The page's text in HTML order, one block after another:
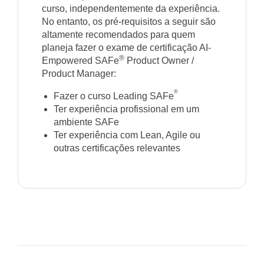
curso, independentemente da experiência.
No entanto, os pré-requisitos a seguir são
altamente recomendados para quem
planeja fazer o exame de certificação AI-
Empowered SAFe® Product Owner /
Product Manager:
Fazer o curso Leading SAFe®
Ter experiência profissional em um
ambiente SAFe
Ter experiência com Lean, Agile ou
outras certificações relevantes